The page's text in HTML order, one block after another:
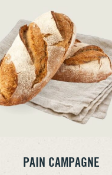
PAIN CAMPAGNE